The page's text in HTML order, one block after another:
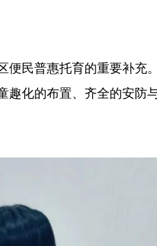
民普惠托育的重要补充
趣化的布置、齐全的安防